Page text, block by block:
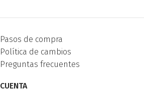
Pasos de compra
Política de cambios
Preguntas frecuentes
CUENTA